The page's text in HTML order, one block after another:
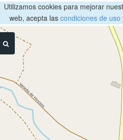
Utilizamos cookies para mejorar
web, acepta las condiciones de uso